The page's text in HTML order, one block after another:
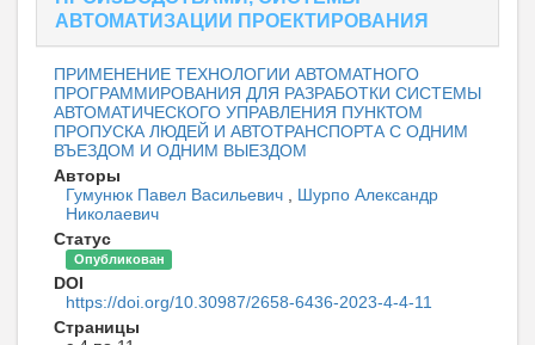
АВТОМАТИЗАЦИИ ПРОЕКТИРОВАНИЯ
ПРИМЕНЕНИЕ ТЕХНОЛОГИИ АВТОМАТНОГО
ПРОГРАММИРОВАНИЯ ДЛЯ РАЗРАБОТКИ СИСТЕМЫ
АВТОМАТИЧЕСКОГО УПРАВЛЕНИЯ ПУНКТОМ
ПРОПУСКА ЛЮДЕЙ И АВТОТРАНСПОРТА С ОДНИМ
ВЪЕЗДОМ И ОДНИМ ВЫЕЗДОМ
Авторы
Гумунюк Павел Васильевич
Шурпо Александр
Николаевич
Статус
Опубликован
DOI
https://doi.org/10.30987/2658-6436-2023-4-4-11
Страницы